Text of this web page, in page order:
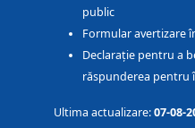
public
Formular avertizare
Declarație pentru a
răspunderea pentru
Ultima actualizare:07-08-